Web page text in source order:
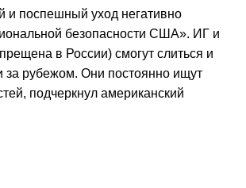
и поспешный уход негативно
безопасности США». ИГ и
в России) смогут слиться и
за рубежом. Они постоянно ищут
подчеркнул американский